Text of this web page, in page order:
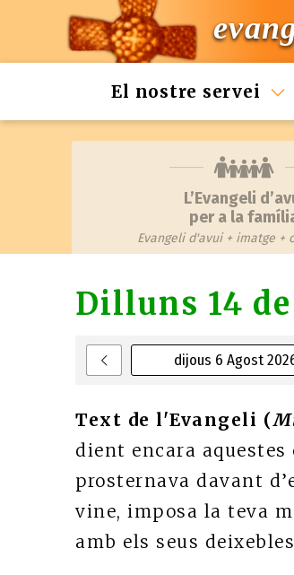
El nostre servei
L’Evangeli
per a la
Evangeli d'avui + imatge +
dijous 6 Agost
Dilluns 14
Text de l'Evangeli (
dient encara aquestes
prosternava davant
vine, imposa la teva
amb els seus